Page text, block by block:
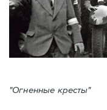
"Огненные кресты"